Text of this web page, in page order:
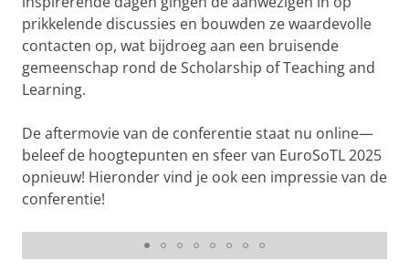
prikkelende discussies en bouwden ze waardevolle
contacten op, wat bijdroeg aan een bruisende
gemeenschap rond de Scholarship of Teaching and
Learning.
De aftermovie van de conferentie staat nu online—
beleef de hoogtepunten en sfeer van EuroSoTL 2025
opnieuw! Hieronder vind je ook een impressie van de
conferentie!